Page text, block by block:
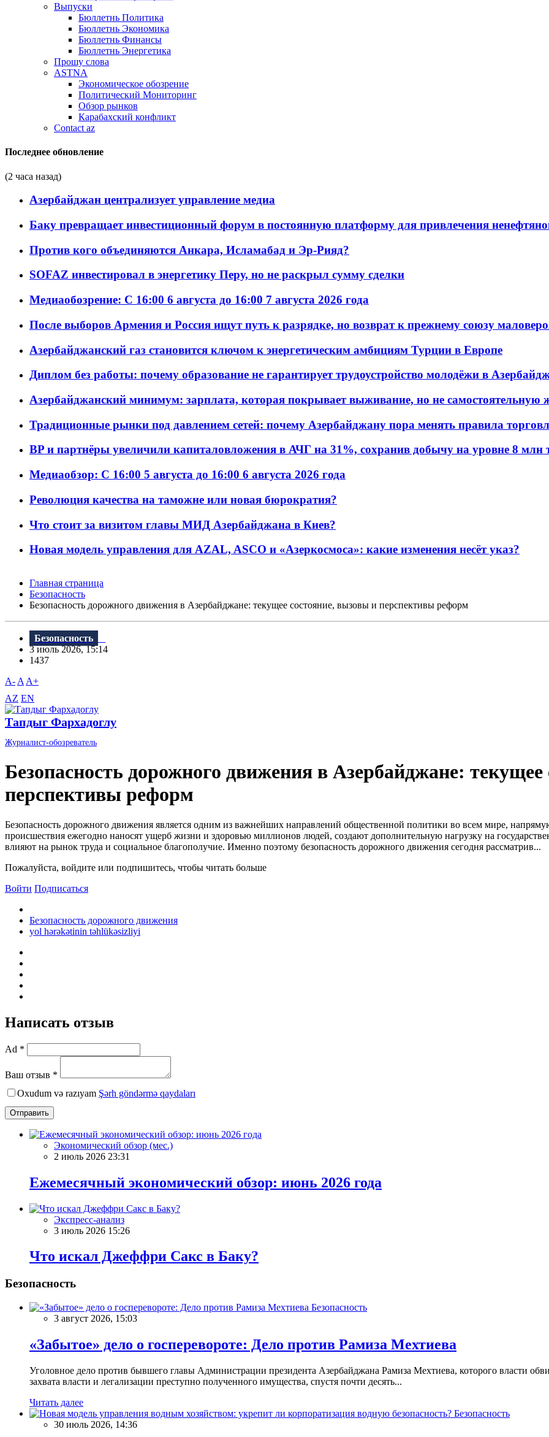
Выпуски
Бюллетнь Политика
Бюллетнь Экономика
Бюллетнь Финансы
Бюллетнь Энергетика
Прошу слова
ASTNA
Экономическое обозрение
Политический Мониторинг
Обзор рынков
Карабахский конфликт
Contact az
Последнее обновление
(2 часа назад)
Азербайджан централизует управление медиа
Баку превращает инвестиционный форум в постоянную платформу для привлечения
Против кого объединяются Анкара, Исламабад и Эр-Рияд?
SOFAZ инвестировал в энергетику Перу, но не раскрыл сумму сделки
Медиаобозрение: С 16:00 6 августа до 16:00 7 августа 2026 года
После выборов Армения и Россия ищут путь к разрядке, но возврат к прежнему союзу
Азербайджанский газ становится ключом к энергетическим амбициям Турции в Европе
Диплом без работы: почему образование не гарантирует трудоустройство молодёжи в
Азербайджанский минимум: зарплата, которая покрывает выживание, но не самостоятельную
Традиционные рынки под давлением сетей: почему Азербайджану пора менять правила
BP и партнёры увеличили капиталовложения в АЧГ на 31%, сохранив добычу на уровне 8 млн
Медиаобзор: С 16:00 5 августа до 16:00 6 августа 2026 года
Революция качества на таможне или новая бюрократия?
Что стоит за визитом главы МИД Азербайджана в Киев?
Новая модель управления для AZAL, ASCO и «Азеркосмоса»: какие изменения несёт указ?
Главная страница
Безопасность
Безопасность дорожного движения в Азербайджане: текущее состояние, вызовы и перспективы реформ
Безопасность
3 июль 2026, 15:14
1437
A- A A+
AZ EN
Тапдыг Фархадоглу
Журналист-обозреватель
Безопасность дорожного движения в Азербайджане:
перспективы реформ
Безопасность дорожного движения является одним из важнейших направлений общественной политики во всем мире,
происшествия ежегодно наносят ущерб жизни и здоровью миллионов людей, создают дополнительную нагрузку на
влияют на рынок труда и социальное благополучие. Именно поэтому безопасность дорожного движения сегодня рассматрив...
Пожалуйста, войдите или подпишитесь, чтобы читать больше
Войти Подписаться
Безопасность дорожного движения
yol hərəkətinin təhlükəsizliyi
Написать отзыв
Ad *
Ваш отзыв *
Oxudum və razıyam Şərh göndərmə qaydaları
Отправить
Экономический обзор (мес.)
2 июль 2026 23:31
Ежемесячный экономический обзор: июнь 2026 года
Экспресс-анализ
3 июль 2026 15:26
Что искал Джеффри Сакс в Баку?
Безопасность
Безопасность
3 август 2026, 15:03
«Забытое» дело о госперевороте: Дело против Рамиза Мехтиева
Уголовное дело против бывшего главы Администрации президента Азербайджана Рамиза Мехтиева, которого власти
захвата власти и легализации преступно полученного имущества, спустя почти десять...
Читать далее
Безопасность
30 июль 2026, 14:36